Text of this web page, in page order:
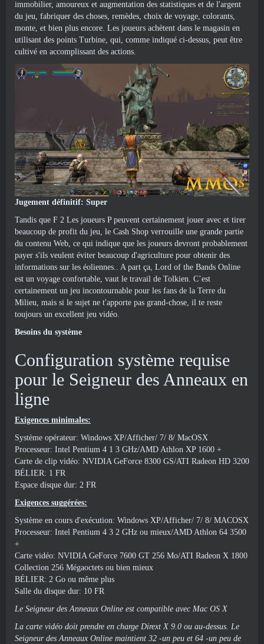
immobilier, amoureux et augmentation des statistiques et de l'argent
du jeu, fabriquer des choses, remèdes, choix de voyage, colorants,
monte, et bien plus encore. Les joueurs achètent dans le magasin en
utilisant des points Turbine, qui, comme indiqué ci-dessus, peut être
cultivé en accomplissant des actions.
Jugement définitif: Super
Tandis que F 2 Les joueurs P peuvent certainement jouer avec et tirer
beaucoup de profit du jeu, le Cash Shop verrouille une grande partie
du contenu Web, ce qui indique que les joueurs devront probablement
payer s'ils veulent éviter beaucoup d'agriculture pour obtenir des
informations sur les éoliennes.. A part ça, Lord of the Bands Online
est un voyage confortable, vaut le travail de Tolkien. C’est
certainement un jeu incontournable pour les fans de la Terre du
Milieu, mais si le sujet ne t'apporte pas grand-chose, il te reste
toujours un excellent jeu vidéo.
Besoins du système
Configuration système requise
pour le Seigneur des Anneaux en
ligne
Exigences minimales:
Système opérateur: Windows XP/Afficher/ 7/ 8/ MacOSX
Processeur: Intel Pentium 4 1 3 GHz/AMD Athlon XP 1600 +
Carte de clip vidéo: NVIDIA GeForce 8300 GS/ATI Radeon HD 3200
BÉLIER: 1 FR
Espace disque dur: 2 FR
Exigences suggérées:
Système en cours d'exécution: Windows XP/Afficher/ 7/ 8/ MACOSX
Processeur: Intel Pentium 4 3 2 GHz ou mieux/AMD Athlon 64 3500
+
Carte vidéo: NVIDIA GeForce 7600 GT 256 Mo/ATI Radeon X 1800
Collection 256 Mégaoctets ou bien mieux
BÉLIER: 2 Go ou même plus
Salle du disque dur: 10 FR
Le Seigneur des Anneaux Online est compatible avec Mac OS X
La carte vidéo doit prendre en charge Dirext X 9.0 ou au-dessus. Le
Seigneur des Anneaux Online maintient 32 -un peu et 64 -un peu de